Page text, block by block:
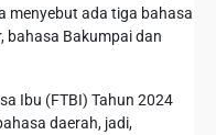
menyebut ada tiga bahasa
bahasa Bakumpai dan
Ibu (FTBI) Tahun 2024
daerah, jadi,